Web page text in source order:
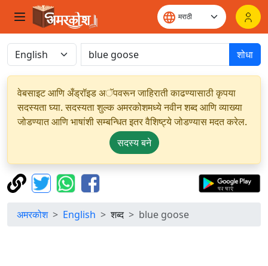
शोधा
वेबसाइट आणि अँड्रॉइड अॅपवरून जाहिराती काढण्यासाठी कृपया
सदस्यता घ्या. सदस्यता शुल्क अमरकोशमध्ये नवीन शब्द आणि व्याख्या
जोडण्यात आणि भाषांशी सम्बन्धित इतर वैशिष्ट्ये जोडण्यास मदत करेल.
सदस्य बने
अमरकोश English शब्द blue goose